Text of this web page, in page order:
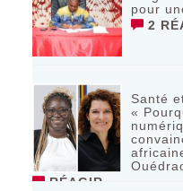
pour
2
Santé
«
RÉAGIR